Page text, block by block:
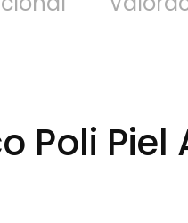
Poli Piel